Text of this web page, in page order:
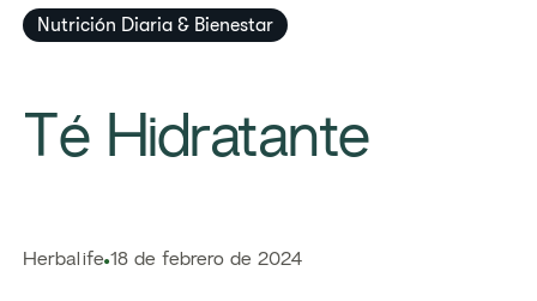
Nutrición Diaria & Bienestar
​​Té Hidratante​
​​Herbalife​ 18 de febrero de 2024